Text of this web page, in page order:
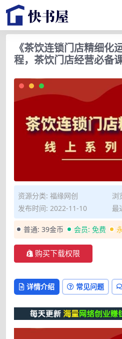
《茶饮连锁门店精细化
程，茶饮门店经营必备
资源分类: 福缘网创
浏
发布时间: 2022-11-10
最
普通: 39金币 会员: 免费
购买下载权限
详情介绍 常见问题